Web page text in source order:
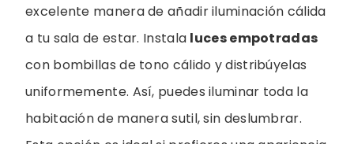
excelente manera de añadir iluminación cálida
a tu sala de estar. Instala luces empotradas
con bombillas de tono cálido y distribúyelas
uniformemente. Así, puedes iluminar toda la
habitación de manera sutil, sin deslumbrar.